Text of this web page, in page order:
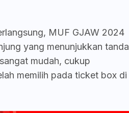
MUF GJAW 2024
yang menunjukkan tanda
mudah, cukup
memilih pada ticket box di